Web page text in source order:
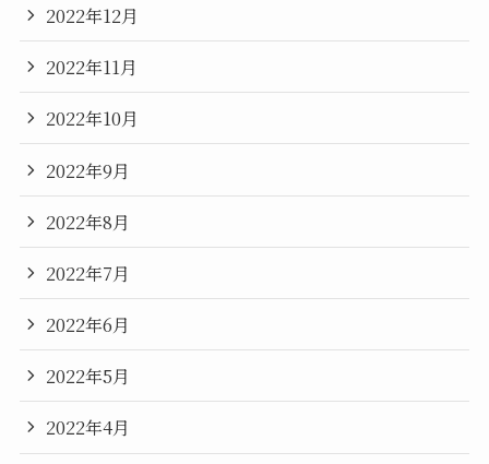
2022年12月
2022年11月
2022年10月
2022年9月
2022年8月
2022年7月
2022年6月
2022年5月
2022年4月